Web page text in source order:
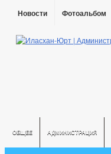
Новости Фотоальбом
ОБЩЕЕ АДМИНИСТРАЦИЯ